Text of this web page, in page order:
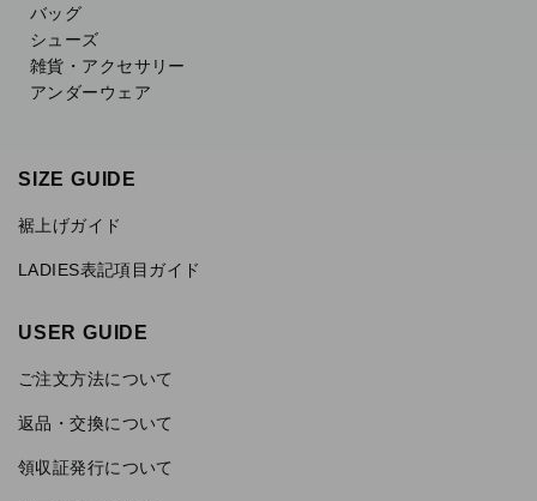
バッグ
シューズ
雑貨・アクセサリー
アンダーウェア
SIZE GUIDE
裾上げガイド
LADIES表記項目ガイド
USER GUIDE
ご注文方法について
返品・交換について
領収証発行について